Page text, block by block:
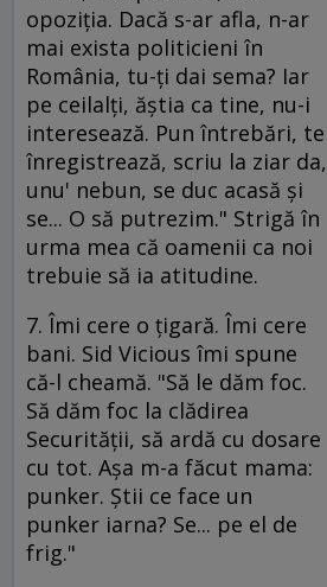
opoziţia. Dacă s-ar afla, n-ar
mai exista politicieni în
România, tu-ţi dai sema? Iar
pe ceilalţi, ăştia ca tine, nu-i
interesează. Pun întrebări, te
înregistrează, scriu la ziar da,
unu' nebun, se duc acasă şi
se... O să putrezim." Strigă în
urma mea că oamenii ca noi
trebuie să ia atitudine.
7. Îmi cere o ţigară. Îmi cere
bani. Sid Vicious îmi spune
că-l cheamă. "Să le dăm foc.
Să dăm foc la clădirea
Securităţii, să ardă cu dosare
cu tot. Aşa m-a făcut mama:
punker. Ştii ce face un
punker iarna? Se... pe el de
frig."